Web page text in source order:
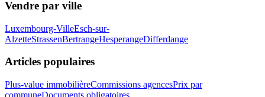
Vendre par ville
Luxembourg-VilleEsch-sur-
AlzetteStrassenBertrangeHesperangeDifferdange
Articles populaires
Plus-value immobilièreCommissions agencesPrix par